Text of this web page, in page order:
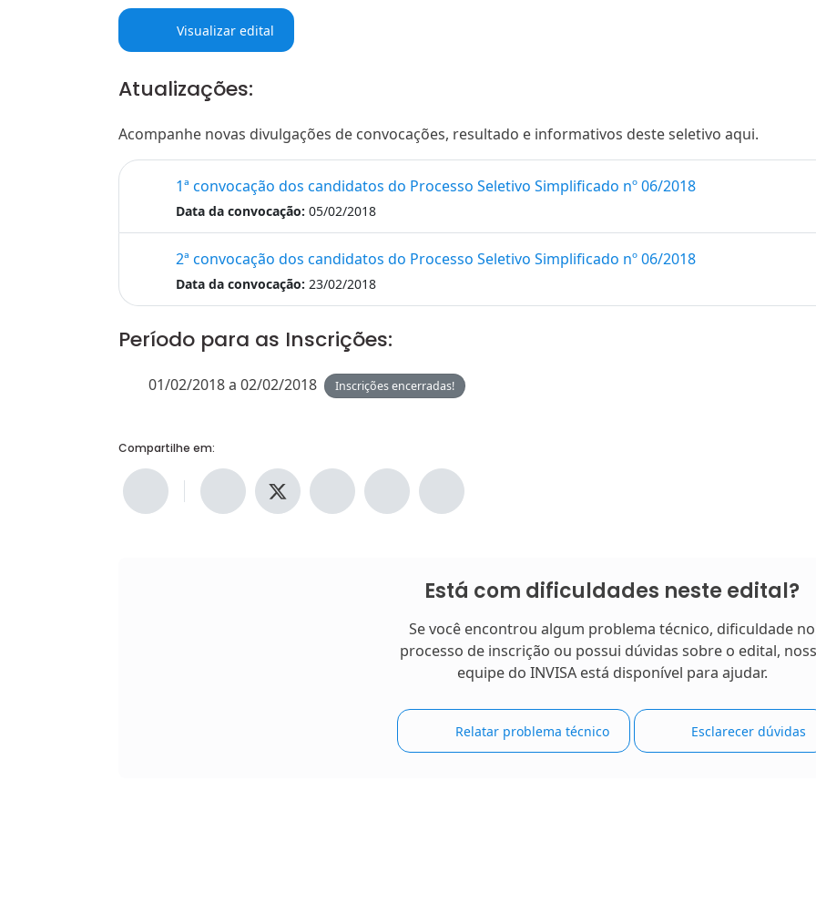
Visualizar edital
Atualizações:
Acompanhe novas divulgações de convocações, resultado e informativos deste seletivo aqui.
1ª convocação dos candidatos do Processo Seletivo Simplificado nº 06/2018
Data da convocação: 05/02/2018
2ª convocação dos candidatos do Processo Seletivo Simplificado nº 06/2018
Data da convocação: 23/02/2018
Período para as Inscrições:
01/02/2018 a 02/02/2018 Inscrições encerradas!
Compartilhe em:
Está com dificuldades neste edital?
Se você encontrou algum problema técnico, dificuldade no
processo de inscrição ou possui dúvidas sobre o edital,
equipe do INVISA está disponível para ajudar.
Relatar problema técnico Esclarecer dúvidas